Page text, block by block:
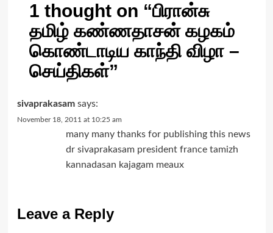
1 thought on “பிரான்சு
தமிழ் கண்ணதாசன் கழகம்
கொண்டாடிய காந்தி விழா –
செய்திகள்”
sivaprakasam says:
November 18, 2011 at 10:25 am
many many thanks for publishing this news
dr sivaprakasam president france tamizh
kannadasan kajagam meaux
Leave a Reply